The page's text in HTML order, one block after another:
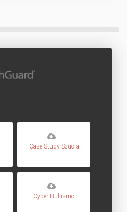
Case Study Scuola
Cyber Bullismo